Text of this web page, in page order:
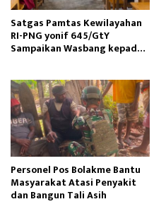
Satgas Pamtas Kewilayahan
RI-PNG yonif 645/GtY
Sampaikan Wasbang kepada
Personel Pos Bolakme Bantu
Masyarakat Atasi Penyakit
dan Bangun Tali Asih